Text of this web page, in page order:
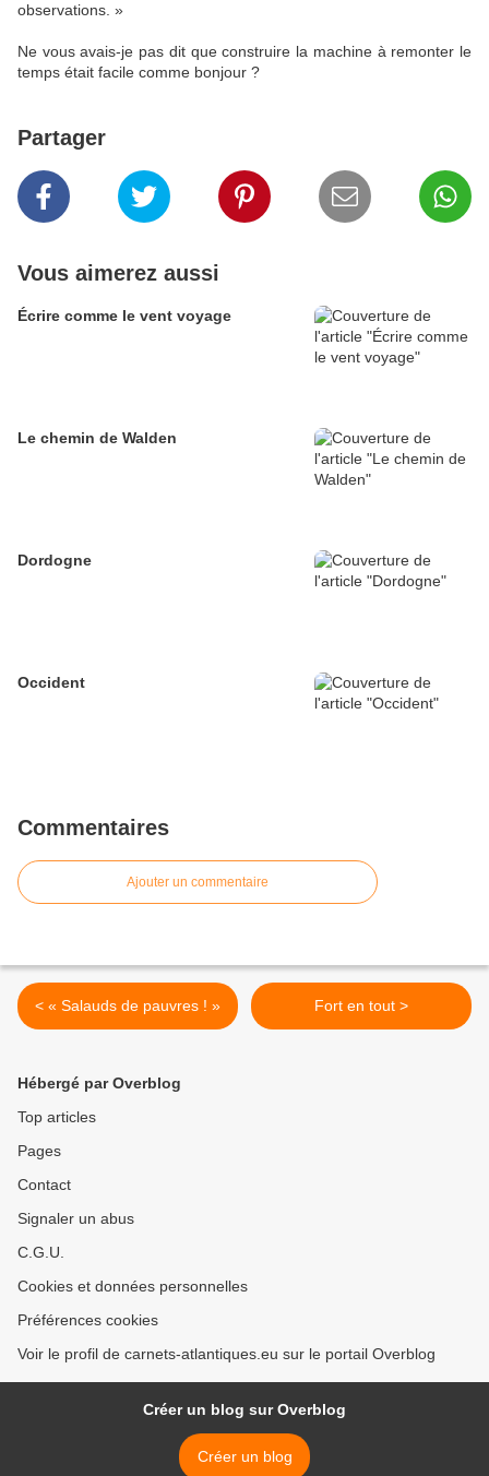
observations. »
Ne vous avais-je pas dit que construire la machine à remonter le
temps était facile comme bonjour ?
Partager
Vous aimerez aussi
Écrire comme le vent voyage
Le chemin de Walden
Dordogne
Occident
Commentaires
Ajouter un commentaire
< « Salauds de pauvres ! » Fort en tout >
Hébergé par Overblog
Top articles
Pages
Contact
Signaler un abus
C.G.U.
Cookies et données personnelles
Préférences cookies
Voir le profil de carnets-atlantiques.eu sur le portail Overblog
Créer un blog sur Overblog
Créer un blog